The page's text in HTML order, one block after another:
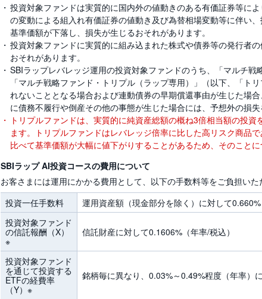
投資対象ファンドは実質的に国内外の値動きのある有価証券等に
の変動による組入れ有価証券の値動き及び為替相場変動等に伴い
基準価額が下落し、損失が生じるおそれがあります。
投資対象ファンドに実質的に組み込まれた株式や債券等の発行者
おそれがあります。
SBIラップレバレッジ運用の投資対象ファンドのうち、「マルチ
「マルチ戦略ファンド・トリプル（ラップ専用）」（以下、「ト
れないこととなる場合および連動債券の早期償還事由が生じた場
に債務不履行や倒産その他の事態が生じた場合には、予想外の損失
トリプルファンドは、実質的に純資産総額の概ね3倍相当額の投
ます。トリプルファンドはレバレッジ倍率に比した高リスク商品
比べて基準価額が大幅に値下がりすることがあるため、そのこと
SBIラップ AI投資コースの費用について
お客さまには運用にかかる費用として、以下の手数料等をご負担いた
投資一任手数料
運用資産額（現金部分を除く）に対して0.660%
投資対象ファンド
の信託報酬（X）
※
信託財産に対して0.1606%（年率/税込）
投資対象ファンド
を通じて投資する
ETFの経費率
（Y）※
銘柄毎に異なり、0.03%～0.49%程度（年率）に